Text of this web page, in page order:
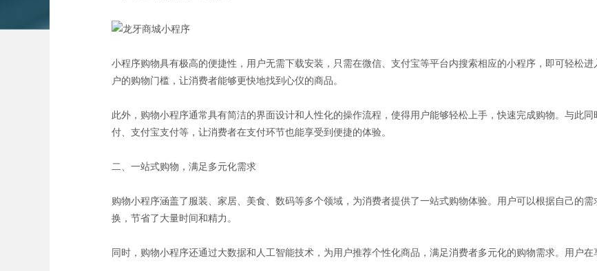
小程序购物具有极高的便捷性，用户无需下载安装，只需在微信、支付宝等平台内搜索相应的小程序，即可轻松
户的购物门槛，让消费者能够更快地找到心仪的商品。
此外，购物小程序通常具有简洁的界面设计和人性化的操作流程，使得用户能够轻松上手，快速完成购物。与此
付、支付宝支付等，让消费者在支付环节也能享受到便捷的体验。
二、一站式购物，满足多元化需求
购物小程序涵盖了服装、家居、美食、数码等多个领域，为消费者提供了一站式购物体验。用户可以根据自己的
换，节省了大量时间和精力。
同时，购物小程序还通过大数据和人工智能技术，为用户推荐个性化商品，满足消费者多元化的购物需求。用户